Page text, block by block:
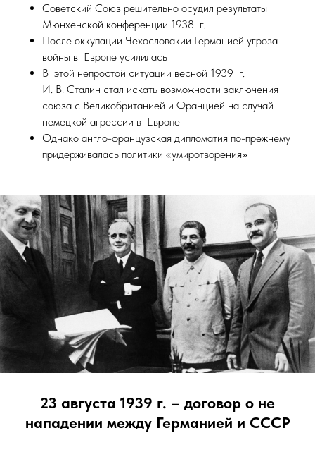
Советский Союз решительно осудил результаты
Мюнхенской конференции 1938 г.
После оккупации Чехословакии Германией угроза
войны в Европе усилилась
В этой непростой ситуации весной 1939 г.
И. В. Сталин стал искать возможности заключения
союза с Великобританией и Францией на случай
немецкой агрессии в Европе
Однако англо-французская дипломатия по-прежнему
придерживалась политики «умиротворения»
23 августа 1939 г. – договор о не
нападении между Германией и СССР